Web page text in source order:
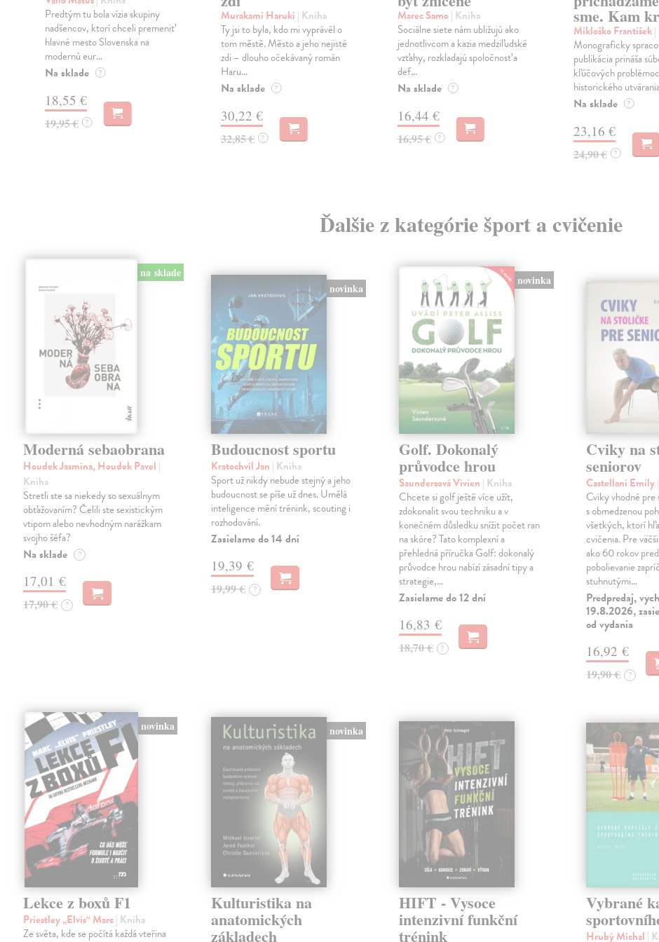
Predtým tu bola vízia skupiny
nadšencov, ktorí chceli premeniť
hlavné mesto Slovenska na
modernú eur...
Na sklade ?
18,55 €
19,95 € ?
Murakami Haruki | Kniha
Ty jsi to byla, kdo mi vyprávěl o
tom městě. Město a jeho nejisté
zdi – dlouho očekávaný román
Haru...
Na sklade ?
30,22 €
32,85 € ?
Marec Samo| Kniha
Sociálne siete nám ubližujú ako
jednotlivcom a kazia medziľudské
vzťahy, rozkladajú spoločnosť a
def...
Na sklade ?
16,44 €
16,95 € ?
sme. Kam
Mikloško František|
Monograficky
publikácia prináša
kľúčových
historického
Na sklade ?
23,16 €
24,90 € ?
Ďalšie z kategórie šport a cvičenie
na sklade
Moderná sebaobrana
Houdek Jasmína, Houdek Pavel |
Kniha
Stretli ste sa niekedy so sexuálnym
obťažovaním? Čelili ste sexistickým
vtipom alebo nevhodným narážkam
svojho šéfa?
Na sklade ?
17,01 €
17,90 € ?
novinka
Budoucnost sportu
Kratochvíl Jan | Kniha
Sport už nikdy nebude stejný a jeho
budoucnost se píše už dnes. Umělá
inteligence mění trénink, scouting i
rozhodování.
Zasielame do 14 dní
19,39 €
19,99 € ?
novinka
Golf. Dokonalý
průvodce hrou
Saundersová Vivien | Kniha
Chcete si golf ještě více užít,
zdokonalit svou techniku a v
konečném důsledku snížit počet ran
na skóre? Tato komplexní a
přehledná příručka Golf: dokonalý
průvodce hrou nabízí zásadní tipy a
strategie,…
Zasielame do 12 dní
16,83 €
18,70 € ?
Cviky na
seniorov
Castellani Emily
Cviky vhodné
s obmedzenou
všetkých, ktorí
cvičenia. Pre
ako 60 rokov
pobolievanie
stuhnutými…
Predpredaj,
19.8.2026,
od vydania
16,92 €
19,90 € ?
novinka
Lekce z boxů F1
Priestley „Elvis“ Marc| Kniha
Ze světa, kde se počítá každá vteřina
novinka
Kulturistika na
anatomických
základech
HIFT - Vysoce
intenzivní funkční
trénink
Vybrané
Hrubý Michal |